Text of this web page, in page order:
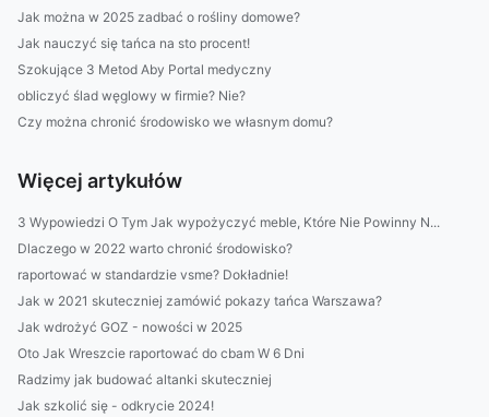
Jak można w 2025 zadbać o rośliny domowe?
Jak nauczyć się tańca na sto procent!
Szokujące 3 Metod Aby Portal medyczny
obliczyć ślad węglowy w firmie? Nie?
Czy można chronić środowisko we własnym domu?
Więcej artykułów
3 Wypowiedzi O Tym Jak wypożyczyć meble, Które Nie Powinny N...
Dlaczego w 2022 warto chronić środowisko?
raportować w standardzie vsme? Dokładnie!
Jak w 2021 skuteczniej zamówić pokazy tańca Warszawa?
Jak wdrożyć GOZ - nowości w 2025
Oto Jak Wreszcie raportować do cbam W 6 Dni
Radzimy jak budować altanki skuteczniej
Jak szkolić się - odkrycie 2024!